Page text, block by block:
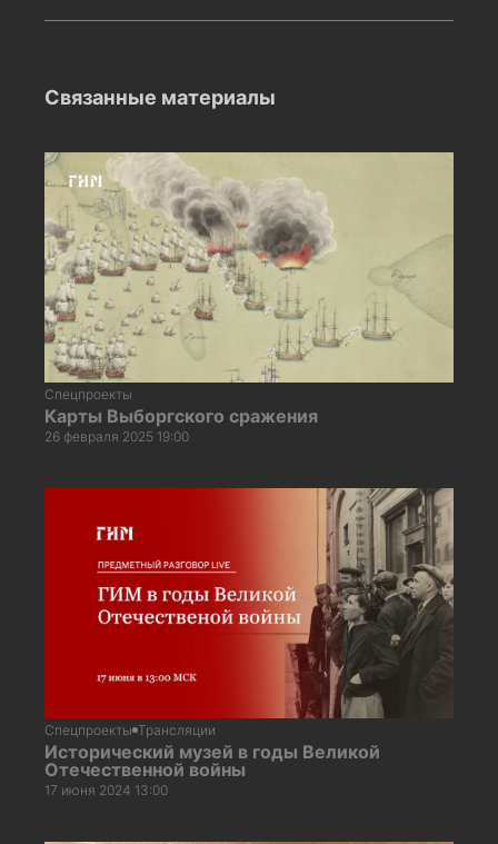
Связанные материалы
Спецпроекты
Карты Выборгского сражения
26 февраля 2025 19:00
Спецпроекты Трансляции
Исторический музей в годы Великой
Отечественной войны
17 июня 2024 13:00